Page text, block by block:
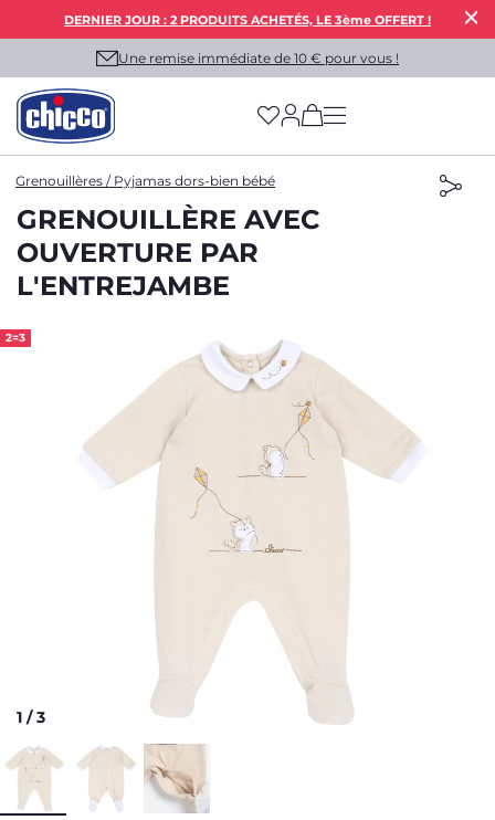
DERNIER JOUR : 2 PRODUITS ACHETÉS, LE 3ème OFFERT !
Une remise immédiate de 10 € pour vous !
(has more options
Grenouillères / Pyjamas dors-bien bébé
GRENOUILLÈRE AVEC
OUVERTURE PAR
L'ENTREJAMBE
2=3
1 /3